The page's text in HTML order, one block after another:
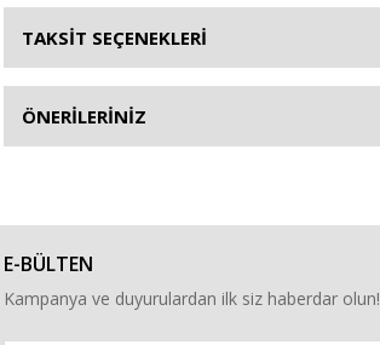
TAKSİT SEÇENEKLERİ
ÖNERİLERİNİZ
E-BÜLTEN
Kampanya ve duyurulardan ilk siz haberdar olun!